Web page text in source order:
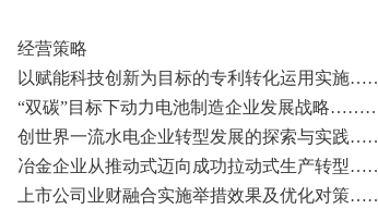
经营策略
以赋能科技创新为目标的专利转化
“双碳”目标下动力电池制造企业发
创世界一流水电企业转型发展的探
冶金企业从推动式迈向成功拉动式
上市公司业财融合实施举措效果及